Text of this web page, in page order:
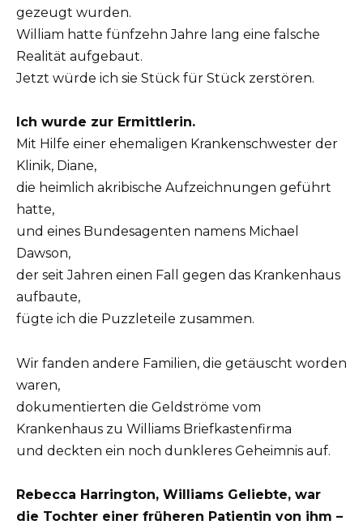
gezeugt wurden.
William hatte fünfzehn Jahre lang eine falsche
Realität aufgebaut.
Jetzt würde ich sie Stück für Stück zerstören.
Ich wurde zur Ermittlerin.
Mit Hilfe einer ehemaligen Krankenschwester der
Klinik, Diane,
die heimlich akribische Aufzeichnungen geführt
hatte,
und eines Bundesagenten namens Michael
Dawson,
der seit Jahren einen Fall gegen das Krankenhaus
aufbaute,
fügte ich die Puzzleteile zusammen.
Wir fanden andere Familien, die getäuscht worden
waren,
dokumentierten die Geldströme vom
Krankenhaus zu Williams Briefkastenfirma
und deckten ein noch dunkleres Geheimnis auf.
Rebecca Harrington, Williams Geliebte, war
die Tochter einer früheren Patientin von ihm –